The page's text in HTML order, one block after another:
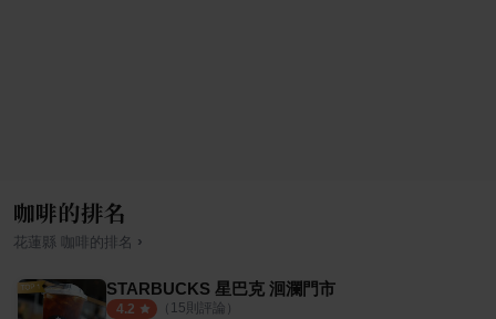
咖啡的排名
花蓮縣 咖啡 的排名 ›
STARBUCKS 星巴克 洄瀾門市
4.2 （ 15則評論）